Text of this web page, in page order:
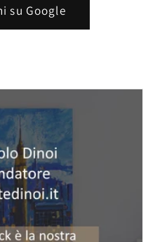
su Google